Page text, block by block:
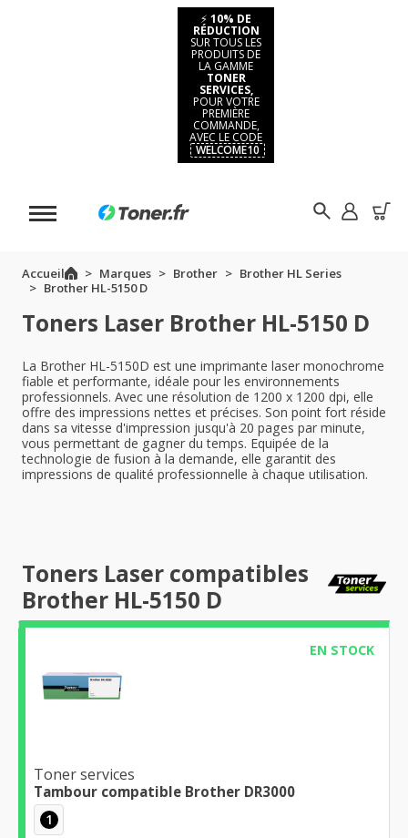
⚡ 10% DE
RÉDUCTION
SUR TOUS LES
PRODUITS DE
LA GAMME
TONER
SERVICES,
POUR VOTRE
PREMIÈRE
COMMANDE,
AVEC LE CODE
WELCOME10
Accueil Marques Brother
Brother HL Series
Brother HL-5150 D
Toners Laser Brother HL-5150 D
La Brother HL-5150D est une imprimante laser monochrome
fiable et performante, idéale pour les environnements
professionnels. Avec une résolution de 1200 x 1200 dpi, elle
offre des impressions nettes et précises. Son point fort réside
dans sa vitesse d'impression jusqu'à 20 pages par minute,
vous permettant de gagner du temps. Equipée de la
technologie de fusion à la demande, elle garantit des
impressions de qualité professionnelle à chaque utilisation.
Toners Laser compatibles
Brother HL-5150 D
EN STOCK
Toner services
Tambour compatible Brother DR3000
1